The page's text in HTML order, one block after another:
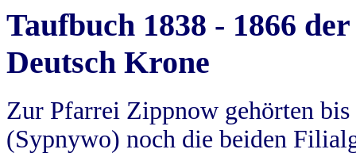
Taufbuch 1838 - 1866
Deutsch Krone
Zur Pfarrei Zippnow gehörten
(Sypnywo) noch die beiden